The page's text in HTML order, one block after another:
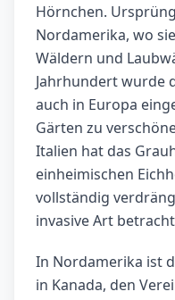
Hörnchen.
Nordamerika, wo
Wäldern und
Jahrhundert wurde
auch in Europa
Gärten zu
Italien hat das
einheimischen
vollständig
invasive Art
In Nordamerika ist
in Kanada, den